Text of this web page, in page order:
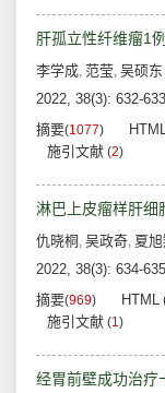
肝孤立性纤维瘤1
李学成, 范莹, 吴硕东
2022, 38(3): 632-
摘要(1077)
施引文献 (2)
淋巴上皮瘤样肝细
仇晓桐, 吴政奇, 夏旭
2022, 38(3): 634-
摘要(969) HTML
施引文献 (1)
经胃前壁成功治疗